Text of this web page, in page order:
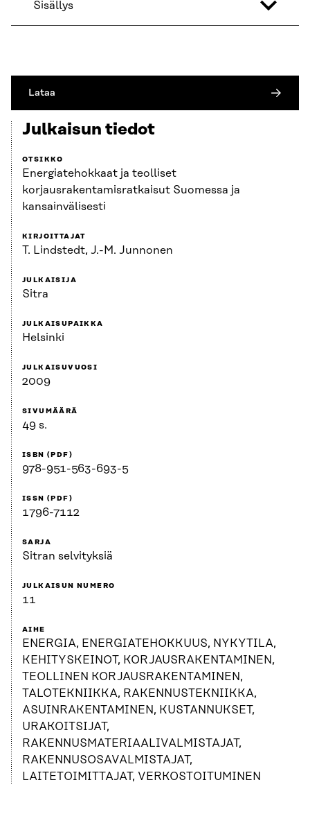
Sisällys
Lataa
Julkaisun tiedot
OTSIKKO
Energiatehokkaat ja teolliset
korjausrakentamisratkaisut Suomessa ja
kansainvälisesti
KIRJOITTAJAT
T. Lindstedt, J.-M. Junnonen
JULKAISIJA
Sitra
JULKAISUPAIKKA
Helsinki
JULKAISUVUOSI
2009
SIVUMÄÄRÄ
49 s.
ISBN (PDF)
978-951-563-693-5
ISSN (PDF)
1796-7112
SARJA
Sitran selvityksiä
JULKAISUN NUMERO
11
AIHE
ENERGIA, ENERGIATEHOKKUUS, NYKYTILA,
KEHITYSKEINOT, KORJAUSRAKENTAMINEN,
TEOLLINEN KORJAUSRAKENTAMINEN,
TALOTEKNIIKKA, RAKENNUSTEKNIIKKA,
ASUINRAKENTAMINEN, KUSTANNUKSET,
URAKOITSIJAT,
RAKENNUSMATERIAALIVALMISTAJAT,
RAKENNUSOSAVALMISTAJAT,
LAITETOIMITTAJAT, VERKOSTOITUMINEN